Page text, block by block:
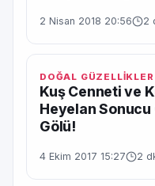
2 Nisan 2018 20:56 2
DOĞAL GÜZELLİKLER
Kuş Cenneti ve
Heyelan Sonucu
Gölü!
4 Ekim 2017 15:27 2